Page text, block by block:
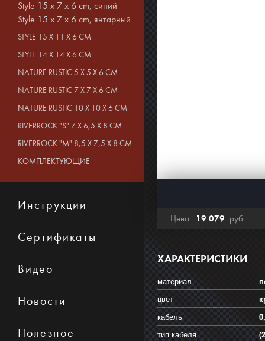
Цена: 19 079 руб.
ХАРАКТЕРИСТИКИ
материал
цвет
кабель
тип кабеля
Style 15 x 7 x 6 cm, синий
Style 15 x 7 x 6 cm, янтарный
STYLE 15 X 11 X 6 CM
STYLE 14 X 14 X 6 CM
NATURE RUSTIC 5 X 5 X 6 CM
NATURE RUSTIC 7 X 7 X 6 CM
NATURE RUSTIC 10 X 10 X 6 CM
RIVERROCK "S" 7 X 6,5 X 8 CM
RIVERROCK "M" 8,5 X 7,5 X 8 CM
КОМПЛЕКТУЮЩИЕ
Инструкции
Сертификаты
Видео
Новости
Полезное